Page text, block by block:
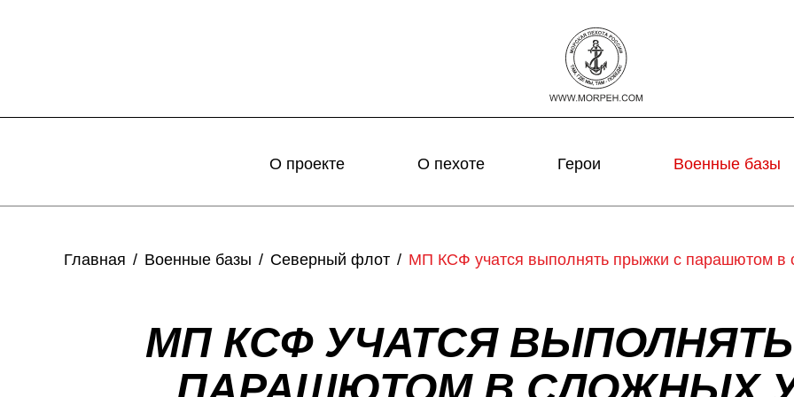
О проекте О пехоте Герои Военные базы
Главная Военные базы Северный флот МП КСФ учатся выполнять прыжки с парашютом в
МП КСФ УЧАТСЯ